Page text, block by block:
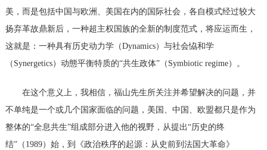
美，而是包括中国与欧洲、美国在内的国际社会，各自模式经过较大
扬弃革故鼎新后，一种超主权国族的全新的制度范式，将应运而生，
这就是：一种具有历史动力学（Dynamics）与社会恊和学
（Synergetics）动態平衡特质的“共生政体”（Symbiotic regime）。
在这个意义上，我相信，福山先生所关注并希望解决的问题，并
不单纯是一个或几个国家面临的问题，美国、中国、欧盟都只是作为
整体的“全息共生”组成部分进入他的视野，从提出“历史的终
结”（ 1989）始，到《政治秩序的起源：从史前到法国大革命》